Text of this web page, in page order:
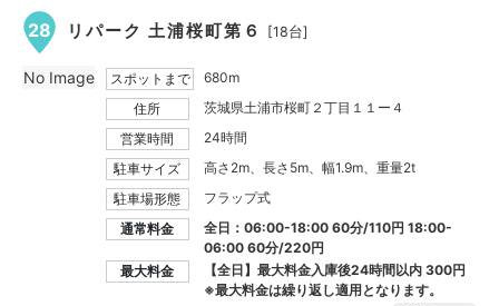
28 リパーク 土浦桜町第６ [18台]
スポットまで
680m
住所
茨城県土浦市桜町２丁目１１ー４
営業時間
24時間
駐車サイズ
高さ2m、長さ5m、幅1.9m、重量2t
駐車場形態
フラップ式
通常料金
全日：06:00-18:00 60分/110円 18:00-
06:00 60分/220円
最大料金
【全日】最大料金入庫後24時間以内300円
※最大料金は繰り返し適用となります。
No Image